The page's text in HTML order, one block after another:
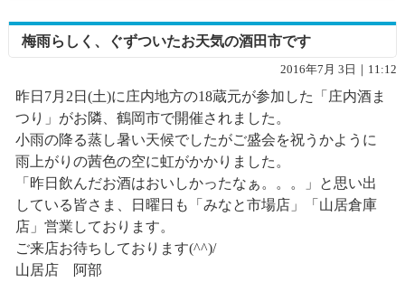
梅雨らしく、ぐずついたお天気の酒田市です
2016年7月 3日｜11:12
昨日7月2日(土)に庄内地方の18蔵元が参加した「庄内酒ま
つり」がお隣、鶴岡市で開催されました。
小雨の降る蒸し暑い天候でしたがご盛会を祝うかように
雨上がりの茜色の空に虹がかかりました。
「昨日飲んだお酒はおいしかったなぁ。。。」と思い出
している皆さま、日曜日も「みなと市場店」「山居倉庫
店」営業しております。
ご来店お待ちしております(^^)/
山居店 阿部